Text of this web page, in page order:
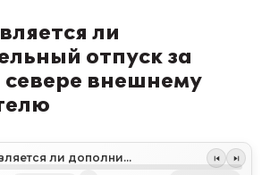
ли
отпуск за
севере внешнему
Предоставляется ли дополнительный отпуск за работу на севере внешнему совместителю